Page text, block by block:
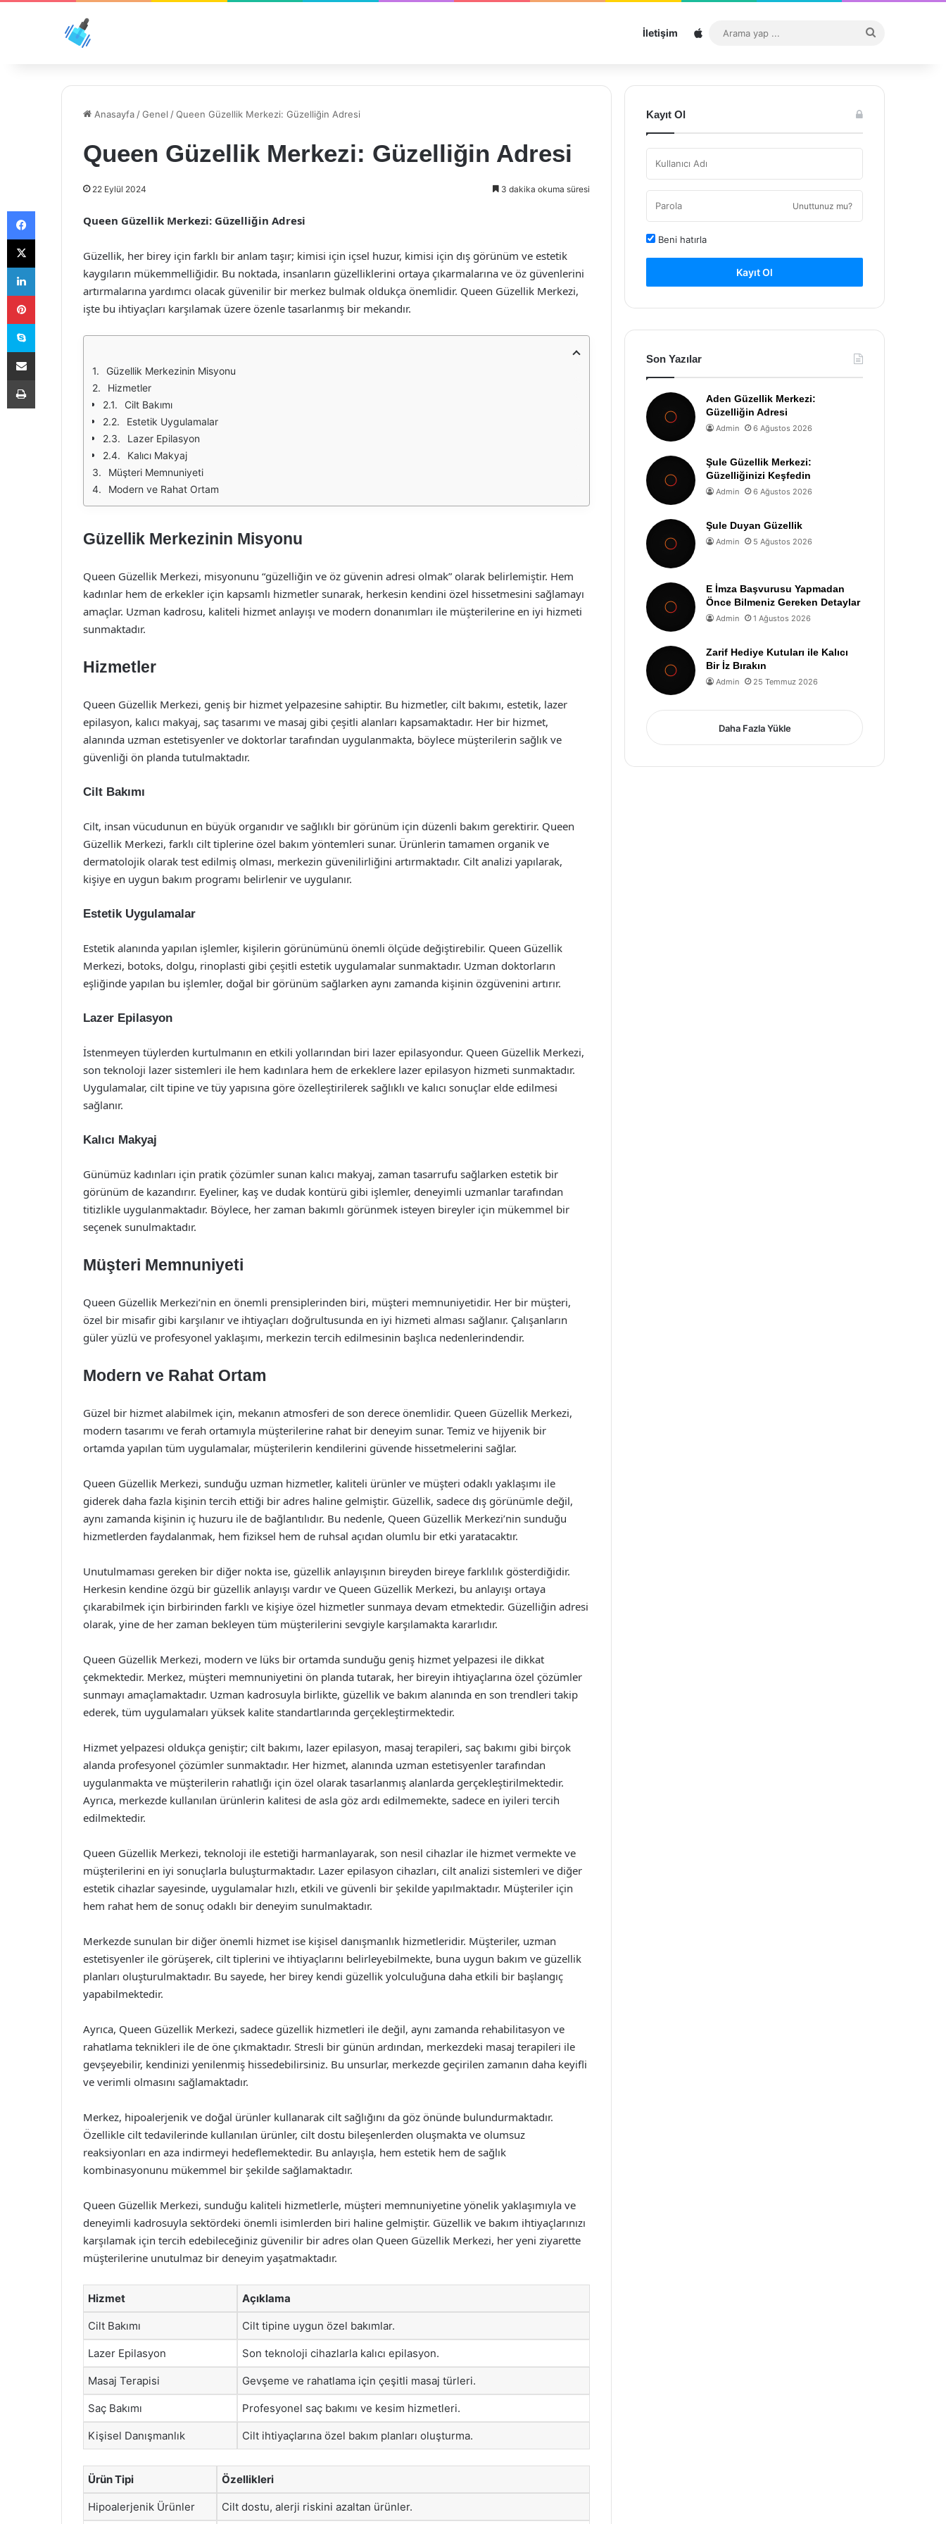
İletişim Sitemap
...
Anasayfa /Genel /Queen Güzellik Merkezi: Güzelliğin Adresi
Queen Güzellik Merkezi: Güzelliğin Adresi
22 Eylül 2024 3 dakika okuma süresi
Queen Güzellik Merkezi: Güzelliğin Adresi
Güzellik, her birey için farklı bir anlam taşır; kimisi için içsel huzur, kimisi için dış görünüm ve estetik
kaygıların mükemmelliğidir. Bu noktada, insanların güzelliklerini ortaya çıkarmalarına ve öz güvenlerini
artırmalarına yardımcı olacak güvenilir bir merkez bulmak oldukça önemlidir. Queen Güzellik Merkezi,
işte bu ihtiyaçları karşılamak üzere özenle tasarlanmış bir mekandır.
Güzellik Merkezinin Misyonu
Hizmetler
Cilt Bakımı
Estetik Uygulamalar
Lazer Epilasyon
Kalıcı Makyaj
Müşteri Memnuniyeti
Modern ve Rahat Ortam
Güzellik Merkezinin Misyonu
Queen Güzellik Merkezi, misyonunu “güzelliğin ve öz güvenin adresi olmak” olarak belirlemiştir. Hem
kadınlar hem de erkekler için kapsamlı hizmetler sunarak, herkesin kendini özel hissetmesini sağlamayı
amaçlar. Uzman kadrosu, kaliteli hizmet anlayışı ve modern donanımları ile müşterilerine en iyi hizmeti
sunmaktadır.
Hizmetler
Queen Güzellik Merkezi, geniş bir hizmet yelpazesine sahiptir. Bu hizmetler, cilt bakımı, estetik, lazer
epilasyon, kalıcı makyaj, saç tasarımı ve masaj gibi çeşitli alanları kapsamaktadır. Her bir hizmet,
alanında uzman estetisyenler ve doktorlar tarafından uygulanmakta, böylece müşterilerin sağlık ve
güvenliği ön planda tutulmaktadır.
Cilt Bakımı
Cilt, insan vücudunun en büyük organıdır ve sağlıklı bir görünüm için düzenli bakım gerektirir. Queen
Güzellik Merkezi, farklı cilt tiplerine özel bakım yöntemleri sunar. Ürünlerin tamamen organik ve
dermatolojik olarak test edilmiş olması, merkezin güvenilirliğini artırmaktadır. Cilt analizi yapılarak,
kişiye en uygun bakım programı belirlenir ve uygulanır.
Estetik Uygulamalar
Estetik alanında yapılan işlemler, kişilerin görünümünü önemli ölçüde değiştirebilir. Queen Güzellik
Merkezi, botoks, dolgu, rinoplasti gibi çeşitli estetik uygulamalar sunmaktadır. Uzman doktorların
eşliğinde yapılan bu işlemler, doğal bir görünüm sağlarken aynı zamanda kişinin özgüvenini artırır.
Lazer Epilasyon
İstenmeyen tüylerden kurtulmanın en etkili yollarından biri lazer epilasyondur. Queen Güzellik Merkezi,
son teknoloji lazer sistemleri ile hem kadınlara hem de erkeklere lazer epilasyon hizmeti sunmaktadır.
Uygulamalar, cilt tipine ve tüy yapısına göre özelleştirilerek sağlıklı ve kalıcı sonuçlar elde edilmesi
sağlanır.
Kalıcı Makyaj
Günümüz kadınları için pratik çözümler sunan kalıcı makyaj, zaman tasarrufu sağlarken estetik bir
görünüm de kazandırır. Eyeliner, kaş ve dudak kontürü gibi işlemler, deneyimli uzmanlar tarafından
titizlikle uygulanmaktadır. Böylece, her zaman bakımlı görünmek isteyen bireyler için mükemmel bir
seçenek sunulmaktadır.
Müşteri Memnuniyeti
Queen Güzellik Merkezi’nin en önemli prensiplerinden biri, müşteri memnuniyetidir. Her bir müşteri,
özel bir misafir gibi karşılanır ve ihtiyaçları doğrultusunda en iyi hizmeti alması sağlanır. Çalışanların
güler yüzlü ve profesyonel yaklaşımı, merkezin tercih edilmesinin başlıca nedenlerindendir.
Modern ve Rahat Ortam
Güzel bir hizmet alabilmek için, mekanın atmosferi de son derece önemlidir. Queen Güzellik Merkezi,
modern tasarımı ve ferah ortamıyla müşterilerine rahat bir deneyim sunar. Temiz ve hijyenik bir
ortamda yapılan tüm uygulamalar, müşterilerin kendilerini güvende hissetmelerini sağlar.
Queen Güzellik Merkezi, sunduğu uzman hizmetler, kaliteli ürünler ve müşteri odaklı yaklaşımı ile
giderek daha fazla kişinin tercih ettiği bir adres haline gelmiştir. Güzellik, sadece dış görünümle değil,
aynı zamanda kişinin iç huzuru ile de bağlantılıdır. Bu nedenle, Queen Güzellik Merkezi’nin sunduğu
hizmetlerden faydalanmak, hem fiziksel hem de ruhsal açıdan olumlu bir etki yaratacaktır.
Unutulmaması gereken bir diğer nokta ise, güzellik anlayışının bireyden bireye farklılık gösterdiğidir.
Herkesin kendine özgü bir güzellik anlayışı vardır ve Queen Güzellik Merkezi, bu anlayışı ortaya
çıkarabilmek için birbirinden farklı ve kişiye özel hizmetler sunmaya devam etmektedir. Güzelliğin adresi
olarak, yine de her zaman bekleyen tüm müşterilerini sevgiyle karşılamakta kararlıdır.
Queen Güzellik Merkezi, modern ve lüks bir ortamda sunduğu geniş hizmet yelpazesi ile dikkat
çekmektedir. Merkez, müşteri memnuniyetini ön planda tutarak, her bireyin ihtiyaçlarına özel çözümler
sunmayı amaçlamaktadır. Uzman kadrosuyla birlikte, güzellik ve bakım alanında en son trendleri takip
ederek, tüm uygulamaları yüksek kalite standartlarında gerçekleştirmektedir.
Hizmet yelpazesi oldukça geniştir; cilt bakımı, lazer epilasyon, masaj terapileri, saç bakımı gibi birçok
alanda profesyonel çözümler sunmaktadır. Her hizmet, alanında uzman estetisyenler tarafından
uygulanmakta ve müşterilerin rahatlığı için özel olarak tasarlanmış alanlarda gerçekleştirilmektedir.
Ayrıca, merkezde kullanılan ürünlerin kalitesi de asla göz ardı edilmemekte, sadece en iyileri tercih
edilmektedir.
Queen Güzellik Merkezi, teknoloji ile estetiği harmanlayarak, son nesil cihazlar ile hizmet vermekte ve
müşterilerini en iyi sonuçlarla buluşturmaktadır. Lazer epilasyon cihazları, cilt analizi sistemleri ve diğer
estetik cihazlar sayesinde, uygulamalar hızlı, etkili ve güvenli bir şekilde yapılmaktadır. Müşteriler için
hem rahat hem de sonuç odaklı bir deneyim sunulmaktadır.
Merkezde sunulan bir diğer önemli hizmet ise kişisel danışmanlık hizmetleridir. Müşteriler, uzman
estetisyenler ile görüşerek, cilt tiplerini ve ihtiyaçlarını belirleyebilmekte, buna uygun bakım ve güzellik
planları oluşturulmaktadır. Bu sayede, her birey kendi güzellik yolculuğuna daha etkili bir başlangıç
yapabilmektedir.
Ayrıca, Queen Güzellik Merkezi, sadece güzellik hizmetleri ile değil, aynı zamanda rehabilitasyon ve
rahatlama teknikleri ile de öne çıkmaktadır. Stresli bir günün ardından, merkezdeki masaj terapileri ile
gevşeyebilir, kendinizi yenilenmiş hissedebilirsiniz. Bu unsurlar, merkezde geçirilen zamanın daha keyifli
ve verimli olmasını sağlamaktadır.
Merkez, hipoalerjenik ve doğal ürünler kullanarak cilt sağlığını da göz önünde bulundurmaktadır.
Özellikle cilt tedavilerinde kullanılan ürünler, cilt dostu bileşenlerden oluşmakta ve olumsuz
reaksiyonları en aza indirmeyi hedeflemektedir. Bu anlayışla, hem estetik hem de sağlık
kombinasyonunu mükemmel bir şekilde sağlamaktadır.
Queen Güzellik Merkezi, sunduğu kaliteli hizmetlerle, müşteri memnuniyetine yönelik yaklaşımıyla ve
deneyimli kadrosuyla sektördeki önemli isimlerden biri haline gelmiştir. Güzellik ve bakım ihtiyaçlarınızı
karşılamak için tercih edebileceğiniz güvenilir bir adres olan Queen Güzellik Merkezi, her yeni ziyarette
müşterilerine unutulmaz bir deneyim yaşatmaktadır.
Hizmet Açıklama
Cilt Bakımı Cilt tipine uygun özel bakımlar.
Lazer Epilasyon Son teknoloji cihazlarla kalıcı epilasyon.
Masaj Terapisi Gevşeme ve rahatlama için çeşitli masaj türleri.
Saç Bakımı Profesyonel saç bakımı ve kesim hizmetleri.
Kişisel Danışmanlık Cilt ihtiyaçlarına özel bakım planları oluşturma.
Ürün Tipi Özellikleri
Hipoalerjenik Ürünler Cilt dostu, alerji riskini azaltan ürünler.
Kayıt Ol
Unuttunuz mu?
Beni hatırla
Kayıt Ol
Son Yazılar
Aden Güzellik Merkezi:
Güzelliğin Adresi
Admin 6 Ağustos 2026
Şule Güzellik Merkezi:
Güzelliğinizi Keşfedin
Admin 6 Ağustos 2026
Şule Duyan Güzellik
Admin 5 Ağustos 2026
E İmza Başvurusu Yapmadan
Önce Bilmeniz Gereken Detaylar
Admin 1 Ağustos 2026
Zarif Hediye Kutuları ile Kalıcı
Bir İz Bırakın
Admin 25 Temmuz 2026
Daha Fazla Yükle
Facebook
X
LinkedIn
Pinterest
Skype
E-Posta ile paylaş